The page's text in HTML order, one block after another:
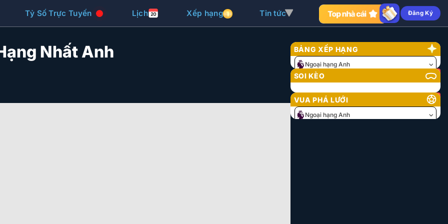
Tỷ Số Trực Tuyến Lịch Xếp hạng Tin tức Đăng Ký
Nhất Anh BẢNG XẾP HẠNG
Ngoại hạng Anh
SOI KÈO
VUA PHÁ LƯỚI
Ngoại hạng Anh